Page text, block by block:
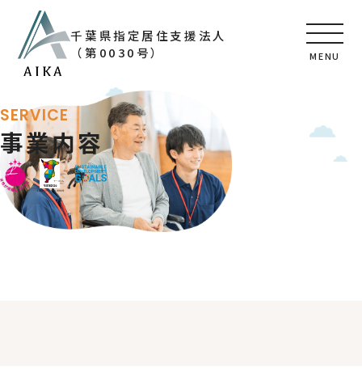
千葉県指定居住支援法人
（第0030号）
MENU
SERVICE
事業内容